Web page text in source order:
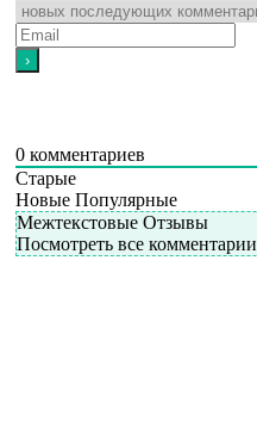
0 комментариев
Старые
Новые Популярные
Межтекстовые Отзывы
Посмотреть все комментарии